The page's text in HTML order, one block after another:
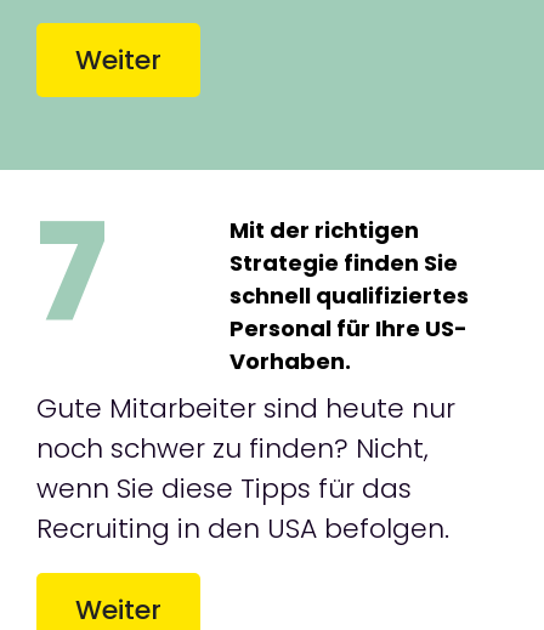
Weiter
Mit der richtigen
Strategie finden Sie
schnell qualifiziertes
Personal für Ihre US-
Vorhaben.
Gute Mitarbeiter sind heute nur
noch schwer zu finden? Nicht,
wenn Sie diese Tipps für das
Recruiting in den USA befolgen.
Weiter
7